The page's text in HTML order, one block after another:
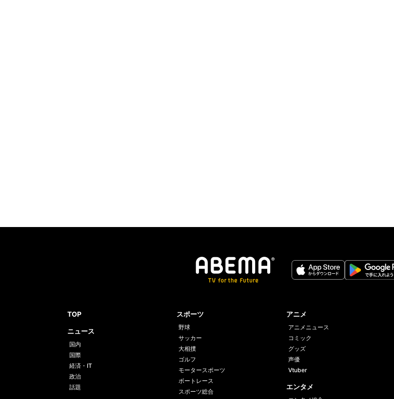
TOP
ニュース
国内
国際
経済・IT
政治
話題
スポーツ
野球
サッカー
大相撲
ゴルフ
モータースポーツ
ボートレース
スポーツ総合
アニメ
アニメニュース
コミック
グッズ
声優
Vtuber
エンタメ